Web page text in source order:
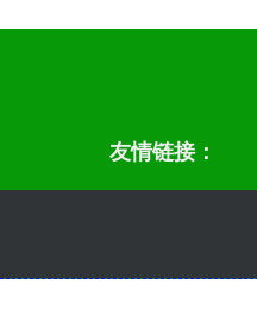
友情链接：